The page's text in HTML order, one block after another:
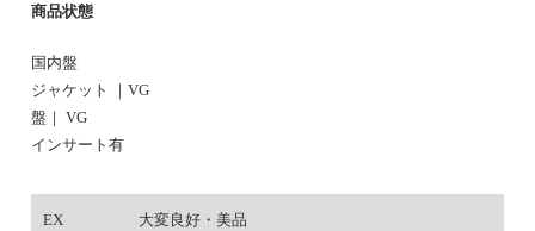
商品状態
国内盤
ジャケット ｜VG
盤｜ VG
インサート有
EX 大変良好・美品